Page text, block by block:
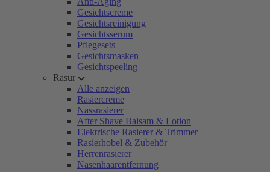
Gesichtscreme
Gesichtsreinigung
Gesichtsserum
Pflegesets
Gesichtsmasken
Gesichtspeeling
Rasur
Alle anzeigen
Rasiercreme
Nassrasierer
After Shave Balsam & Lotion
Elektrische Rasierer & Trimmer
Rasierhobel & Zubehör
Herrenrasierer
Nasenhaarentfernung